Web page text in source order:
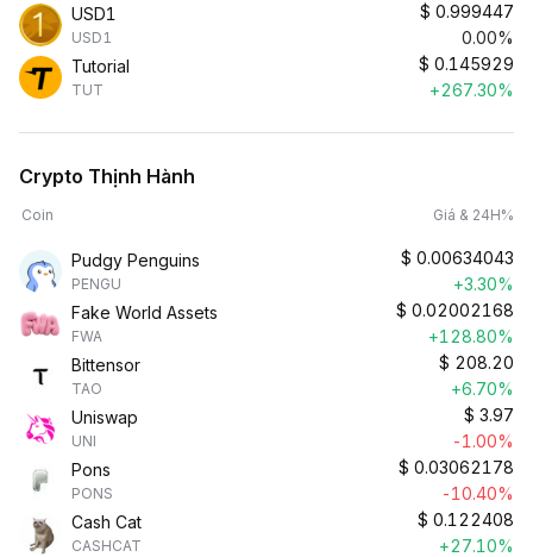
USD1
USD1
$ 0.999447
0.00%
Tutorial
TUT
$ 0.145929
+267.30%
Crypto Thịnh Hành
Coin Giá & 24H%
Pudgy Penguins
PENGU
$ 0.00634043
+3.30%
Fake World Assets
FWA
$ 0.02002168
+128.80%
Bittensor
TAO
$ 208.20
+6.70%
Uniswap
UNI
$ 3.97
-1.00%
Pons
PONS
$ 0.03062178
-10.40%
Cash Cat
CASHCAT
$ 0.122408
+27.10%